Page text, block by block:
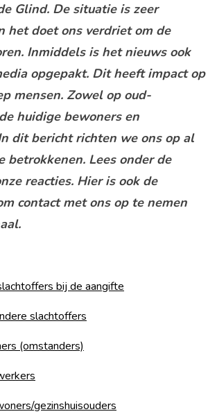
Glind. De situatie is zeer
het doet ons verdriet om de
Inmiddels is het nieuws ook
opgepakt. Dit heeft impact op
mensen. Zowel op oud-
huidige bewoners en
dit bericht richten we ons op al
betrokkenen. Lees onder de
reacties. Hier is ook de
contact met ons op te nemen
bij de aangifte
slachtoffers
(omstanders)
gezinshuisouders